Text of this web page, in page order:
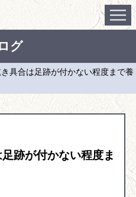
グ
具合は足跡が付かない程度まで養
跡が付かない程度ま